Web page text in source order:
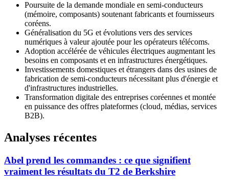
Poursuite de la demande mondiale en semi‑conducteurs
(mémoire, composants) soutenant fabricants et fournisseurs
coréens.
Généralisation du 5G et évolutions vers des services
numériques à valeur ajoutée pour les opérateurs télécoms.
Adoption accélérée de véhicules électriques augmentant les
besoins en composants et en infrastructures énergétiques.
Investissements domestiques et étrangers dans des usines de
fabrication de semi‑conducteurs nécessitant plus d'énergie et
d'infrastructures industrielles.
Transformation digitale des entreprises coréennes et montée
en puissance des offres plateformes (cloud, médias, services
B2B).
Analyses récentes
Abel prend les commandes : ce que signifient
vraiment les résultats du T2 de Berkshire